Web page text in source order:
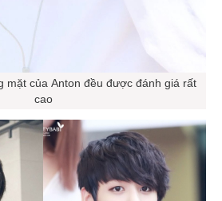
của Anton đều được đánh giá rất
cao